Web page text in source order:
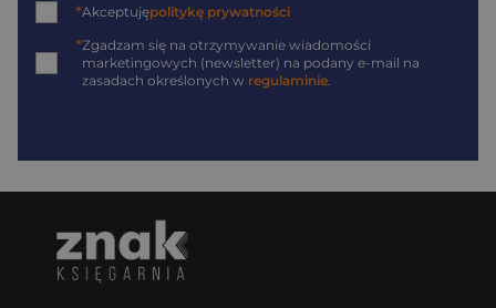
*Akceptujępolitykę prywatności
*Zgadzam się na otrzymywanie wiadomości
marketingowych (newsletter) na podany e-mail na
zasadach określonych w regulaminie